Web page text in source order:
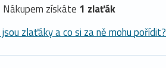
Nákupem získáte 1 zlaťák
jsou zlaťáky a co si za ně mohu pořídit?